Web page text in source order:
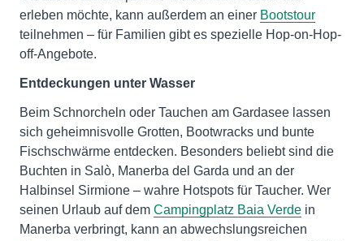
erleben möchte, kann außerdem an einer Bootstour
teilnehmen – für Familien gibt es spezielle Hop-on-Hop-
off-Angebote.
Entdeckungen unter Wasser
Beim Schnorcheln oder Tauchen am Gardasee lassen
sich geheimnisvolle Grotten, Bootwracks und bunte
Fischschwärme entdecken. Besonders beliebt sind die
Buchten in Salò, Manerba del Garda und an der
Halbinsel Sirmione – wahre Hotspots für Taucher. Wer
seinen Urlaub auf dem Campingplatz Baia Verde in
Manerba verbringt, kann an abwechslungsreichen